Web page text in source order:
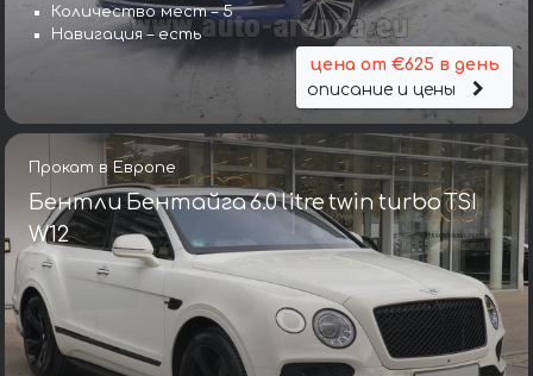
Количество мест – 5
Навигация – есть
цена от €625 в день
описание и цены
Прокат в Европе
Бентли Бентайга 6.0 litre twin turbo TSI
W12